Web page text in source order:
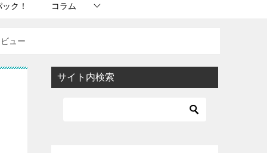
ク！ コラム
ュー
サイト内検索